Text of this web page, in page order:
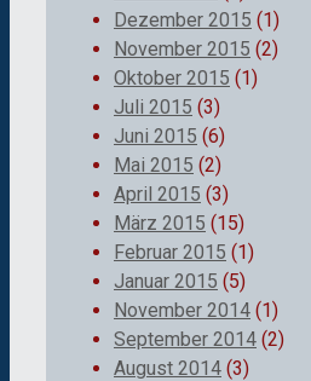
Dezember 2015 (1)
November 2015 (2)
Oktober 2015 (1)
Juli 2015 (3)
Juni 2015 (6)
Mai 2015 (2)
April 2015 (3)
März 2015 (15)
Februar 2015 (1)
Januar 2015 (5)
November 2014 (1)
September 2014 (2)
August 2014 (3)